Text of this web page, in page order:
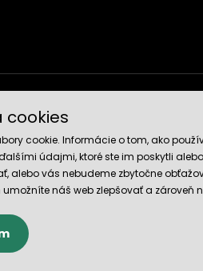
Spoľahlivý obchod
cookies
cookie. Informácie o tom, ako
údajmi, ktoré ste im poskytli
vás nebudeme zbytočne
náš web zlepšovať a zároveň